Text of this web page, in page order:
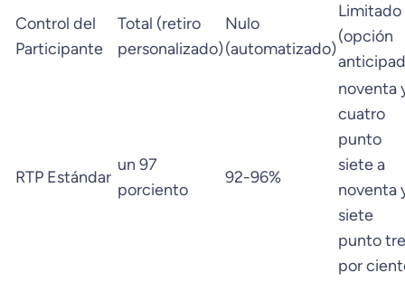
Control del
Participante
Total (retiro
personalizado)
Nulo
(automatizado)
Limitado
(opción
RTP Estándar
un 97
porciento
92-96%
noventa
cuatro
punto
siete a
noventa
siete
punto
por